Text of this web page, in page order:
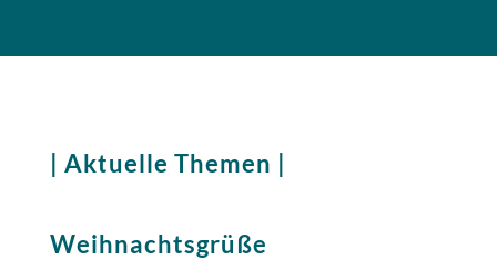
| Aktuelle Themen |
Weihnachtsgrüße